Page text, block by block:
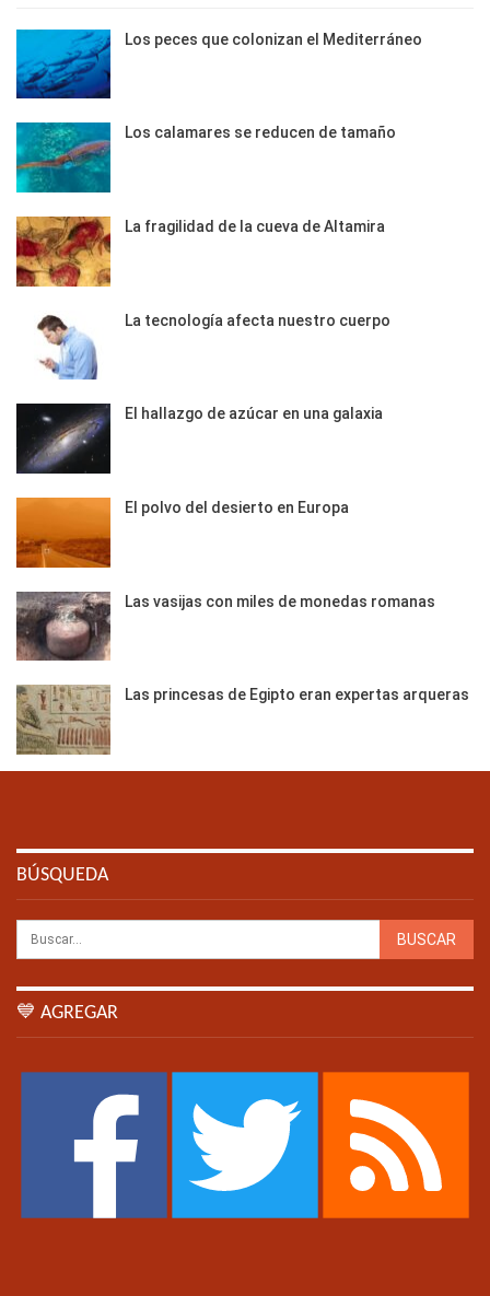
Los peces que colonizan el Mediterráneo
Los calamares se reducen de tamaño
La fragilidad de la cueva de Altamira
La tecnología afecta nuestro cuerpo
El hallazgo de azúcar en una galaxia
El polvo del desierto en Europa
Las vasijas con miles de monedas romanas
Las princesas de Egipto eran expertas arqueras
BÚSQUEDA
💙 AGREGAR